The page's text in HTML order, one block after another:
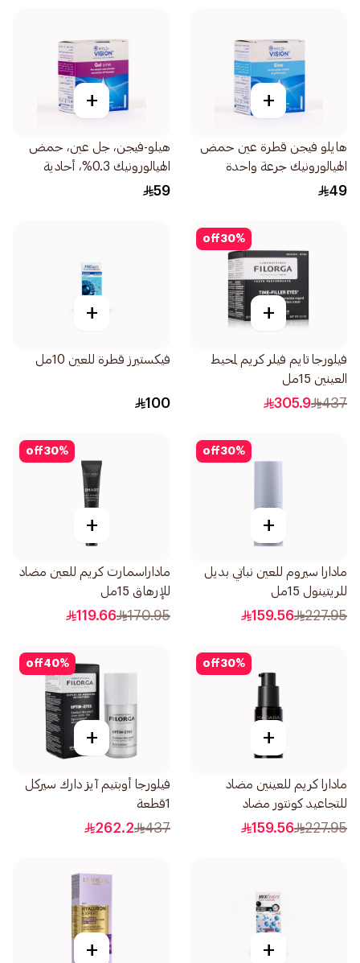
+
هايلو فيجن قطرة عين حمض
الهيالورونيك جرعة واحدة
20قطعة
49
+
هيلو-فيجن، جل عين، حمض
الهيالورونيك 0.3%، أحادية
الجرعة - 20قطعة
59
30%
off
+
فيلورجا تايم فيلر كريم لمحيط
العينين 15مل
437
305.9
+
فيكستيرز قطرة للعين 10مل
100
30%
off
+
مادارا سيروم للعين نباتي بديل
للريتينول 15مل
227.95
159.56
30%
off
+
ماداراسمارت كريم للعين مضاد
للإرهاق 15مل
170.95
119.66
30%
off
+
مادارا كريم للعينين مضاد
للتجاعيد كونتور مضاد
للشيخوخة 15مل
227.95
159.56
40%
off
+
فيلورجا أوبتيم آيز دارك سيركل
1قطعة
437
262.2
+
+